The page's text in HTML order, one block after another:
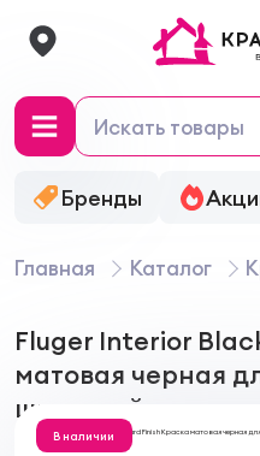
Бренды
Главная Каталог
Fluger Interior
матовая черная
школьной доски
В наличии